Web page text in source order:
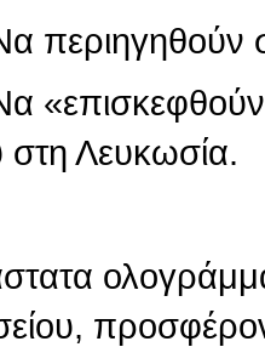
στον
τον
Λευκωσία.